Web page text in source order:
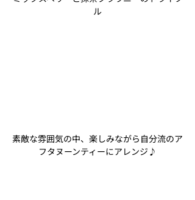
ル
素敵な雰囲気の中、楽しみながら自分流のア
フタヌーンティーにアレンジ♪